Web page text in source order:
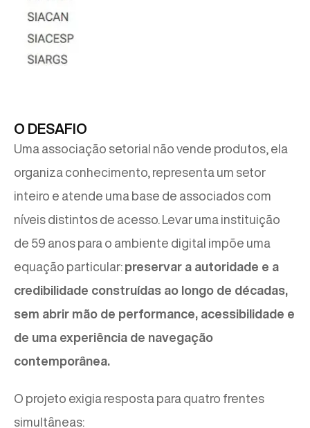
O DESAFIO
Uma associação setorial não vende produtos, ela
organiza conhecimento, representa um setor
inteiro e atende uma base de associados com
níveis distintos de acesso. Levar uma instituição
de 59 anos para o ambiente digital impõe uma
equação particular: preservar a autoridade e a
credibilidade construídas ao longo de décadas,
sem abrir mão de performance, acessibilidade e
de uma experiência de navegação
contemporânea.
O projeto exigia resposta para quatro frentes
simultâneas: